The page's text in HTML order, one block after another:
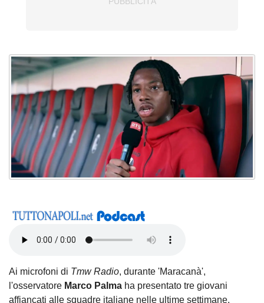
Ai microfoni di Tmw Radio, durante 'Maracanà',
l'osservatore Marco Palma ha presentato tre giovani
affiancati alle squadre italiane nelle ultime settimane.